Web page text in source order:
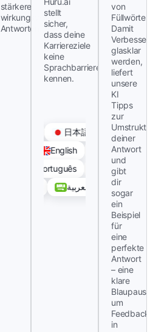
stärkere,
wirkungsvollere
Antworten.
stellt
sicher,
dass deine
Karriereziele
keine
Sprachbarrieren
kennen.
日本語
English
Deutsch
Português
Русский
العربية
von
Füllwörtern.
Damit
glasklar
werden,
liefert
unsere
KI
Tipps
zur
deiner
Antwort
und
gibt
dir
sogar
ein
Beispiel
für
eine
perfekte
Antwort
– eine
klare
Blaupause,
um
Feedback
in